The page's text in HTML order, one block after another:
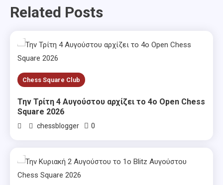
Related Posts
Chess Square Club
Την Τρίτη 4 Αυγούστου αρχίζει το 4ο Open Chess
Square 2026
chessblogger 0